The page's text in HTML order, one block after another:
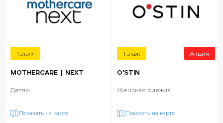
1 этаж
MOTHERCARE | NEXT
Детям
Показать на карте
1 этаж Акция
O'STIN
Женская одежда
Показать на карте